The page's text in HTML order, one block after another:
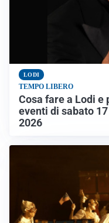
LODI
TEMPO LIBERO
Cosa fare a Lodi e
eventi di sabato
2026